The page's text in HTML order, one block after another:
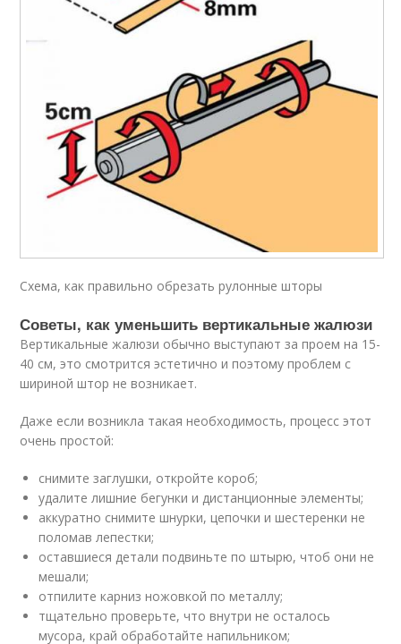
Схема, как правильно обрезать рулонные шторы
Советы, как уменьшить вертикальные жалюзи
Вертикальные жалюзи обычно выступают за проем на 15-
40 см, это смотрится эстетично и поэтому проблем с
шириной штор не возникает.
Даже если возникла такая необходимость, процесс этот
очень простой:
снимите заглушки, откройте короб;
удалите лишние бегунки и дистанционные элементы;
аккуратно снимите шнурки, цепочки и шестеренки не
поломав лепестки;
оставшиеся детали подвиньте по штырю, чтоб они не
мешали;
отпилите карниз ножовкой по металлу;
тщательно проверьте, что внутри не осталось
мусора, край обработайте напильником;